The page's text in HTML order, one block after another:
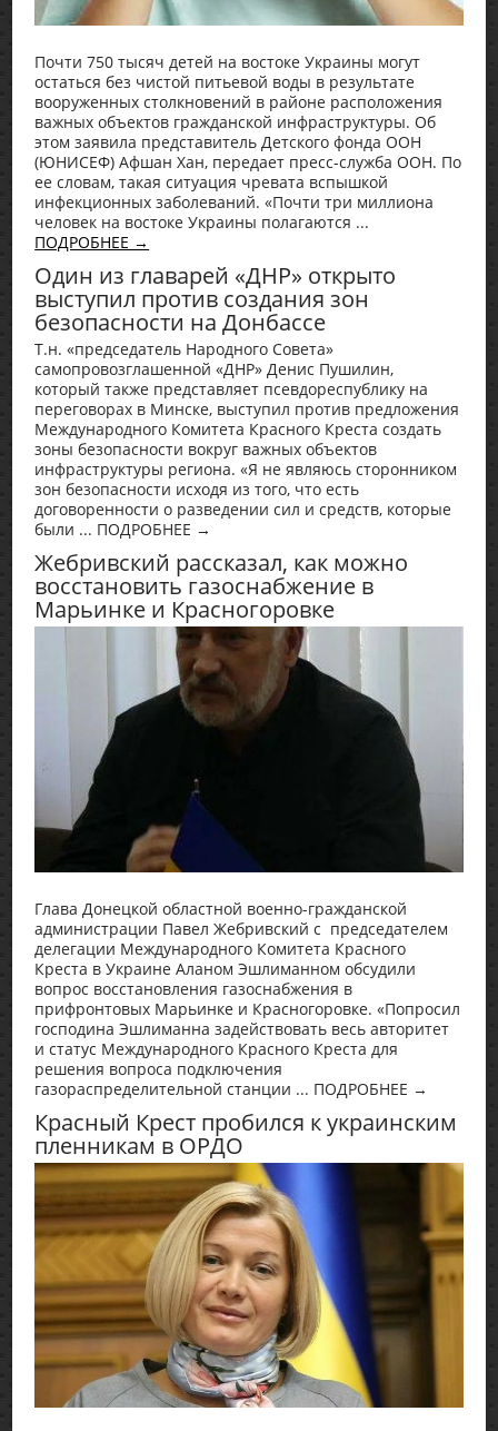
Почти 750 тысяч детей на востоке Украины могут
остаться без чистой питьевой воды в результате
вооруженных столкновений в районе расположения
важных объектов гражданской инфраструктуры. Об
этом заявила представитель Детского фонда ООН
(ЮНИСЕФ) Афшан Хан, передает пресс-служба ООН. По
ее словам, такая ситуация чревата вспышкой
инфекционных заболеваний. «Почти три миллиона
человек на востоке Украины полагаются ...
ПОДРОБНЕЕ →
Один из главарей «ДНР» открыто
выступил против создания зон
безопасности на Донбассе
Т.н. «председатель Народного Совета»
самопровозглашенной «ДНР» Денис Пушилин,
который также представляет псевдореспублику на
переговорах в Минске, выступил против предложения
Международного Комитета Красного Креста создать
зоны безопасности вокруг важных объектов
инфраструктуры региона. «Я не являюсь сторонником
зон безопасности исходя из того, что есть
договоренности о разведении сил и средств, которые
были ... ПОДРОБНЕЕ →
Жебривский рассказал, как можно
восстановить газоснабжение в
Марьинке и Красногоровке
Глава Донецкой областной военно-гражданской
администрации Павел Жебривский с председателем
делегации Международного Комитета Красного
Креста в Украине Аланом Эшлиманном обсудили
вопрос восстановления газоснабжения в
прифронтовых Марьинке и Красногоровке. «Попросил
господина Эшлиманна задействовать весь авторитет
и статус Международного Красного Креста для
решения вопроса подключения
газораспределительной станции ... ПОДРОБНЕЕ →
Красный Крест пробился к украинским
пленникам в ОРДО